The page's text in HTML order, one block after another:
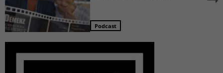
Podcast